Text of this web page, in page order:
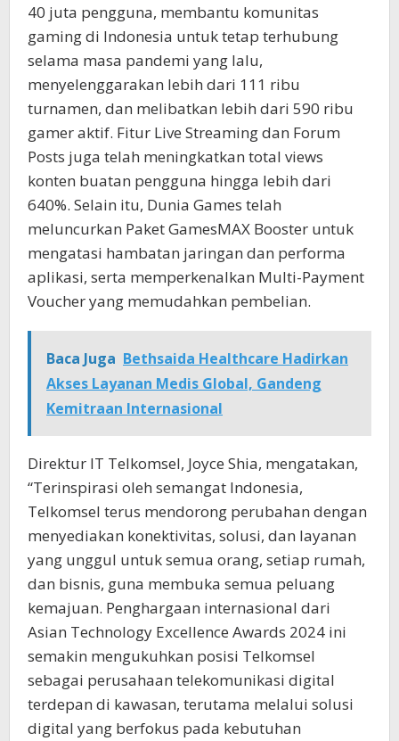
40 juta pengguna, membantu komunitas
gaming di Indonesia untuk tetap terhubung
selama masa pandemi yang lalu,
menyelenggarakan lebih dari 111 ribu
turnamen, dan melibatkan lebih dari 590 ribu
gamer aktif. Fitur Live Streaming dan Forum
Posts juga telah meningkatkan total views
konten buatan pengguna hingga lebih dari
640%. Selain itu, Dunia Games telah
meluncurkan Paket GamesMAX Booster untuk
mengatasi hambatan jaringan dan performa
aplikasi, serta memperkenalkan Multi-Payment
Voucher yang memudahkan pembelian.
Baca Juga Bethsaida Healthcare Hadirkan
Akses Layanan Medis Global, Gandeng
Kemitraan Internasional
Direktur IT Telkomsel, Joyce Shia, mengatakan,
“Terinspirasi oleh semangat Indonesia,
Telkomsel terus mendorong perubahan dengan
menyediakan konektivitas, solusi, dan layanan
yang unggul untuk semua orang, setiap rumah,
dan bisnis, guna membuka semua peluang
kemajuan. Penghargaan internasional dari
Asian Technology Excellence Awards 2024 ini
semakin mengukuhkan posisi Telkomsel
sebagai perusahaan telekomunikasi digital
terdepan di kawasan, terutama melalui solusi
digital yang berfokus pada kebutuhan